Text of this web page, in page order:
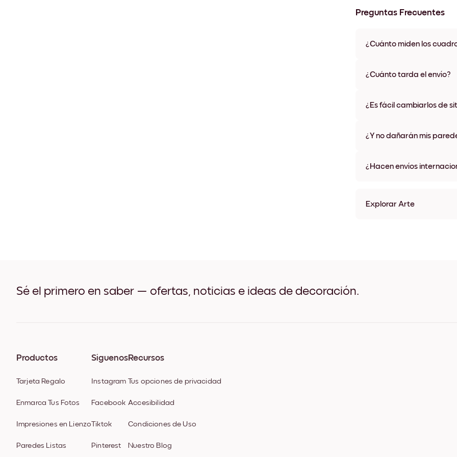
Preguntas Frecuentes
¿Cuánto miden los
materiales y colores de
¿Cuánto tarda el envío?
algunos países. Te
¿Es fácil cambiarlos de
¿Y no dañarán mis
¿Hacen envíos
Explorar Arte
Sé el primero en saber — ofertas, noticias e ideas de decoración.
Productos
Tarjeta Regalo
Enmarca Tus Fotos
Impresiones en Lienzo
Paredes Listas
Síguenos
Instagram
Facebook
Tiktok
Pinterest
Recursos
Tus opciones de privacidad
Accesibilidad
Condiciones de Uso
Nuestro Blog